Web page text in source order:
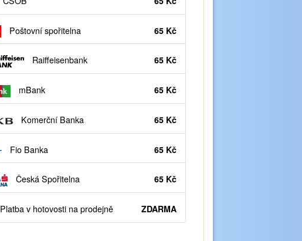
Poštovní spořitelna 65 Kč
Raiffeisenbank 65 Kč
mBank 65 Kč
Komerční Banka 65 Kč
Fio Banka 65 Kč
Česká Spořitelna 65 Kč
Platba v hotovosti na prodejně ZDARMA